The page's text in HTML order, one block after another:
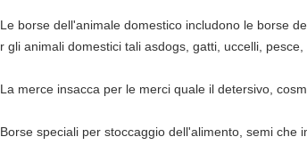
Le borse dell'animale domestico includono le borse
gli animali domestici tali asdogs, gatti, uccelli, pesce,
La merce insacca per le merci quale il detersivo,
Borse speciali per stoccaggio dell'alimento, semi che